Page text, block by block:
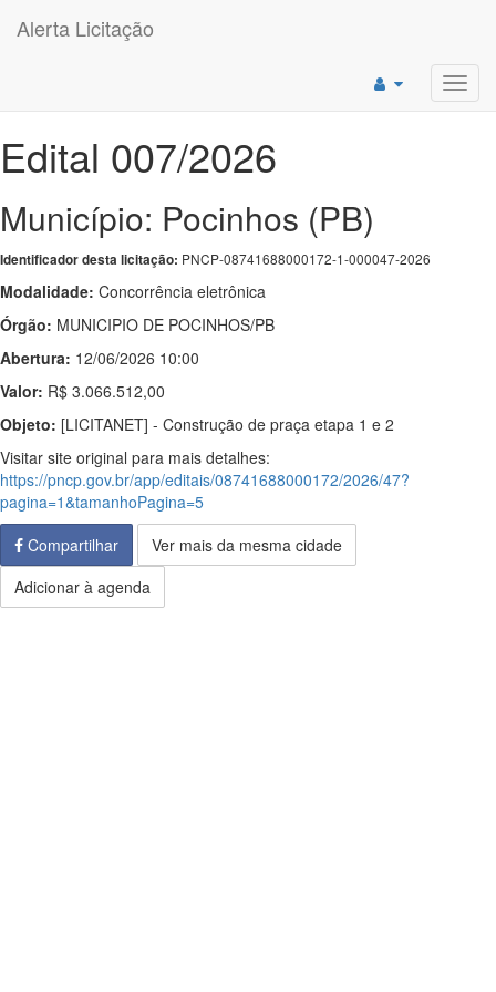
Alerta Licitação
Edital 007/2026
Município: Pocinhos (PB)
Identificador desta licitação: PNCP-08741688000172-1-000047-2026
Modalidade: Concorrência eletrônica
Órgão: MUNICIPIO DE POCINHOS/PB
Abertura: 12/06/2026 10:00
Valor: R$ 3.066.512,00
Objeto: [LICITANET] - Construção de praça etapa 1 e 2
Visitar site original para mais detalhes:
https://pncp.gov.br/app/editais/08741688000172/2026/47?
pagina=1&tamanhoPagina=5
Compartilhar
Ver mais da mesma cidade
Adicionar à agenda